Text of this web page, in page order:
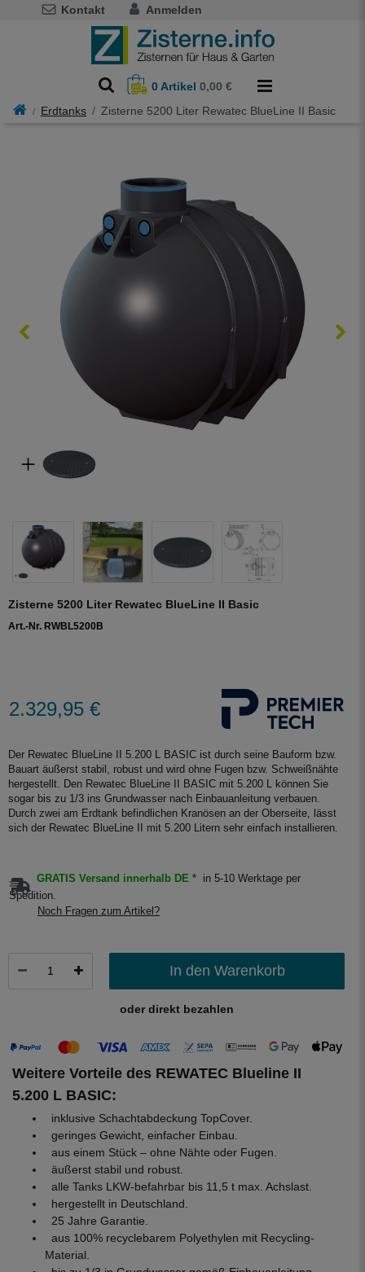
Kontakt Anmelden
0Artikel 0,00 €
Erdtanks
Zisterne 5200 Liter Rewatec BlueLine II Basic
Zisterne 5200 Liter Rewatec BlueLine II Basic
Art.-Nr. RWBL5200B
2.329,95 €
Der Rewatec BlueLine II 5.200 L BASIC ist durch seine Bauform bzw.
Bauart äußerst stabil, robust und wird ohne Fugen bzw. Schweißnähte
hergestellt. Den Rewatec BlueLine II BASIC mit 5.200 L können Sie
sogar bis zu 1/3 ins Grundwasser nach Einbauanleitung verbauen.
Durch zwei am Erdtank befindlichen Kranösen an der Oberseite, lässt
sich der Rewatec BlueLine II mit 5.200 Litern sehr einfach installieren.
GRATIS Versand innerhalb DE *
in 5-10 Werktage per
Spedition.
Noch Fragen zum Artikel?
In den Warenkorb
oder direkt bezahlen
Weitere Vorteile des REWATEC Blueline II
5.200 L BASIC:
inklusive Schachtabdeckung TopCover.
geringes Gewicht, einfacher Einbau.
aus einem Stück – ohne Nähte oder Fugen.
äußerst stabil und robust.
alle Tanks LKW-befahrbar bis 11,5 t max. Achslast.
hergestellt in Deutschland.
25 Jahre Garantie.
aus 100% recyclebarem Polyethylen mit Recycling-
Material.